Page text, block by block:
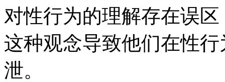
对性行为的理解存在误
这种观念导致他们在性
泄。